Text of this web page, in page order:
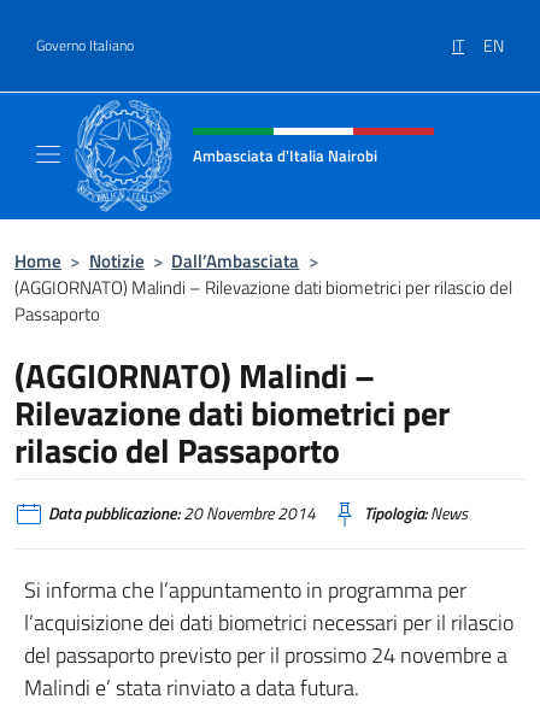
Governo Italiano IT EN
Intestazione sito, social e menù
Ambasciata d'Italia Nairobi
Home > Notizie > Dall’Ambasciata >
(AGGIORNATO) Malindi – Rilevazione dati biometrici per rilascio del
Passaporto
(AGGIORNATO) Malindi –
Rilevazione dati biometrici per
rilascio del Passaporto
Data pubblicazione:20 Novembre 2014 Tipologia:News
Si informa che l’appuntamento in programma per
l’acquisizione dei dati biometrici necessari per il rilascio
del passaporto previsto per il prossimo 24 novembre a
Malindi e’ stata rinviato a data futura.